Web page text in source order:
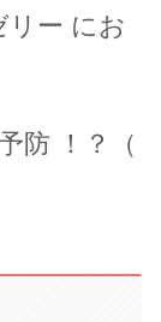
リー にお
防 ！？（